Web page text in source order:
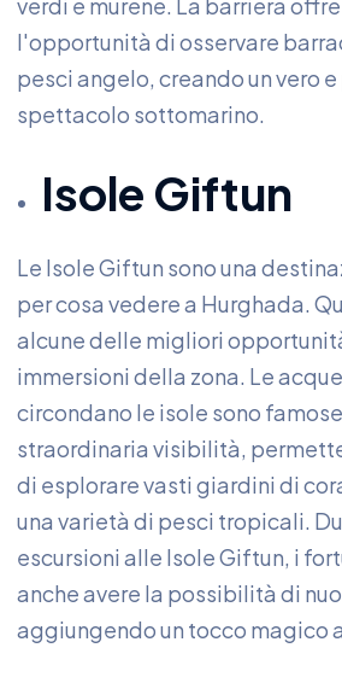
l'opportunità di osservare
pesci angelo, creando un vero
spettacolo sottomarino.
Isole Giftun
Le Isole Giftun sono una
per cosa vedere a Hurghada.
alcune delle migliori
immersioni della zona. Le
circondano le isole sono
straordinaria visibilità,
di esplorare vasti giardini di
una varietà di pesci tropicali.
escursioni alle Isole Giftun, i
anche avere la possibilità di
aggiungendo un tocco magico